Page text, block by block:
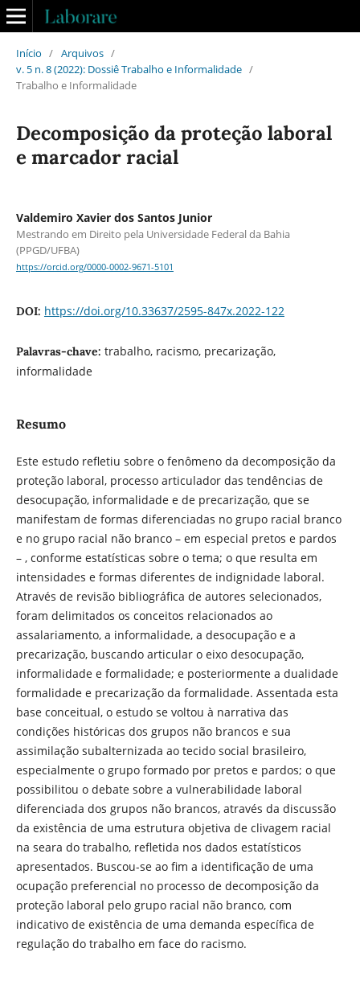
Início / Arquivos /
v. 5 n. 8 (2022): Dossiê Trabalho e Informalidade /
Trabalho e Informalidade
Decomposição da proteção laboral
e marcador racial
Valdemiro Xavier dos Santos Junior
Mestrando em Direito pela Universidade Federal da Bahia
(PPGD/UFBA)
https://orcid.org/0000-0002-9671-5101
DOI: https://doi.org/10.33637/2595-847x.2022-122
Palavras-chave: trabalho, racismo, precarização,
informalidade
Resumo
Este estudo refletiu sobre o fenômeno da decomposição da
proteção laboral, processo articulador das tendências de
desocupação, informalidade e de precarização, que se
manifestam de formas diferenciadas no grupo racial branco
e no grupo racial não branco – em especial pretos e pardos
– , conforme estatísticas sobre o tema; o que resulta em
intensidades e formas diferentes de indignidade laboral.
Através de revisão bibliográfica de autores selecionados,
foram delimitados os conceitos relacionados ao
assalariamento, a informalidade, a desocupação e a
precarização, buscando articular o eixo desocupação,
informalidade e formalidade; e posteriormente a dualidade
formalidade e precarização da formalidade. Assentada esta
base conceitual, o estudo se voltou à narrativa das
condições históricas dos grupos não brancos e sua
assimilação subalternizada ao tecido social brasileiro,
especialmente o grupo formado por pretos e pardos; o que
possibilitou o debate sobre a vulnerabilidade laboral
diferenciada dos grupos não brancos, através da discussão
da existência de uma estrutura objetiva de clivagem racial
na seara do trabalho, refletida nos dados estatísticos
apresentados. Buscou-se ao fim a identificação de uma
ocupação preferencial no processo de decomposição da
proteção laboral pelo grupo racial não branco, com
indicativo de existência de uma demanda específica de
regulação do trabalho em face do racismo.